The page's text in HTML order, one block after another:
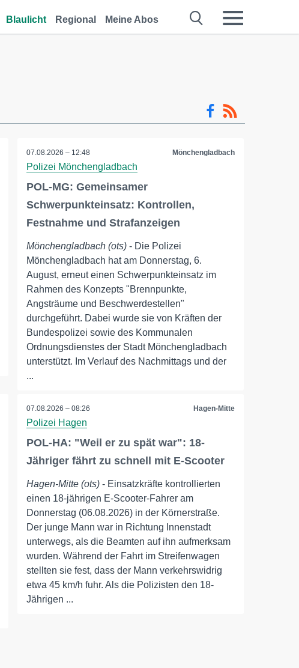
Blaulicht Regional Meine Abos
07.08.2026 – 12:48 Mönchengladbach
Polizei Mönchengladbach
POL-MG: Gemeinsamer
Schwerpunkteinsatz: Kontrollen,
Festnahme und Strafanzeigen
Mönchengladbach (ots) - Die Polizei
Mönchengladbach hat am Donnerstag, 6.
August, erneut einen Schwerpunkteinsatz im
Rahmen des Konzepts "Brennpunkte,
Angsträume und Beschwerdestellen"
durchgeführt. Dabei wurde sie von Kräften der
Bundespolizei sowie des Kommunalen
Ordnungsdienstes der Stadt Mönchengladbach
unterstützt. Im Verlauf des Nachmittags und der
...
07.08.2026 – 08:26 Hagen-Mitte
Polizei Hagen
POL-HA: "Weil er zu spät war": 18-
Jähriger fährt zu schnell mit E-Scooter
Hagen-Mitte (ots) - Einsatzkräfte kontrollierten
einen 18-jährigen E-Scooter-Fahrer am
Donnerstag (06.08.2026) in der Körnerstraße.
Der junge Mann war in Richtung Innenstadt
unterwegs, als die Beamten auf ihn aufmerksam
wurden. Während der Fahrt im Streifenwagen
stellten sie fest, dass der Mann verkehrswidrig
etwa 45 km/h fuhr. Als die Polizisten den 18-
Jährigen ...